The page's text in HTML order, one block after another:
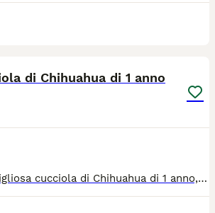
di Chihuahua di 1 anno
Si cede una meravigliosa cucciola di Chihuahua di 1 anno, l'età ideale per chi desidera un cagnolino già autonomo ma ancora giovanissimo, vivace e pronto a legarsi profondamente a una nuova figura di riferimento. Questa piccola è un vero concentrato di dolcezza e simpatia: ha un carattere splendido, molto affettuoso e socievole, adora la compagnia e si adatta perfettamente alla vita in appartamento, rivelandosi la compagna di vita ideale. La cucciola è in ottima salute, regolarmente microchippata, vaccinata e completa di tutti i documenti sanitari in regola. Ci teniamo a specificare che, date le sue dimensioni particolarmente ridotte, non è assolutamente una cagnolina adatta alla riproduzione. Per questo motivo, non verrà presa in considerazione alcuna richiesta da parte di allevatori: la piccola non è una fattrice. La vendita è rivolta esclusivamente a famiglie amorevoli che desiderino accoglierla come un vero membro della casa e che siano pronte a prendersene cura con la massima responsabilità e il rispetto che merita. Per ulteriori informazioni, dettagli sul prezzo o per conoscerla di persona, potete contattarmi in privato.